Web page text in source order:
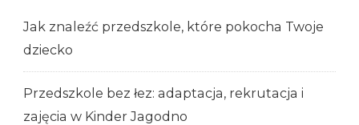
Jak znaleźć przedszkole, które pokocha Twoje
dziecko
Przedszkole bez łez: adaptacja, rekrutacja i
zajęcia w Kinder Jagodno